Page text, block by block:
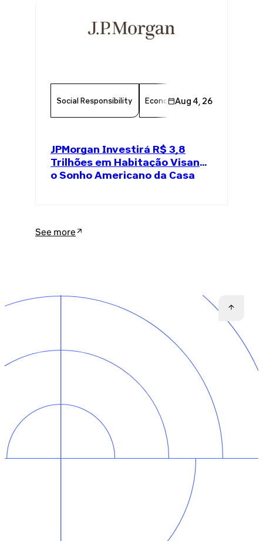
Social Responsibility Economy Finance
Aug 4, 26
JPMorgan Investirá R$ 3,8
Trilhões em Habitação Visando
o Sonho Americano da Casa
See more